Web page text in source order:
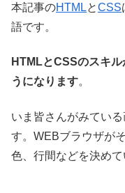
本記事のHTMLとCSS
語です。
HTMLとCSSのスキ
うになります。
いま皆さんがみてい
す。WEBブラウザが
色、行間などを決めて